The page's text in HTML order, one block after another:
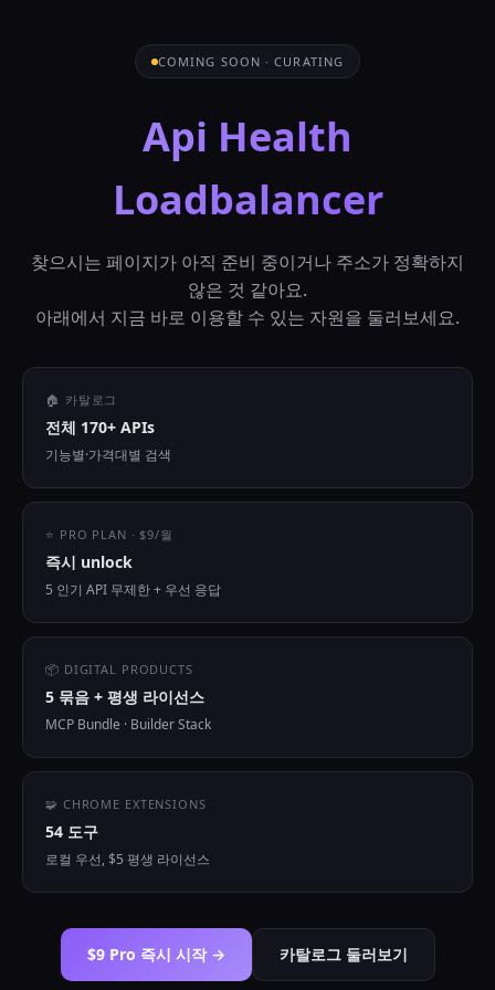
COMING SOON · CURATING
Api Health
Loadbalancer
찾으시는 페이지가 아직 준비 중이거나 주소가 정확하지
않은 것 같아요.
아래에서 지금 바로 이용할 수 있는 자원을 둘러보세요.
🏠 카탈로그
전체 170+ APIs
기능별·가격대별 검색
⭐ PRO PLAN · $9/월
즉시 unlock
5 인기 API 무제한 + 우선 응답
📦 DIGITAL PRODUCTS
5 묶음 + 평생 라이선스
MCP Bundle · Builder Stack
🧩 CHROME EXTENSIONS
54 도구
로컬 우선, $5 평생 라이선스
$9 Pro 즉시 시작 → 카탈로그 둘러보기